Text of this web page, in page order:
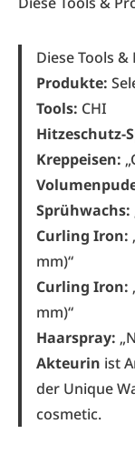
Diese Tools
Produkte:
Tools: CHI
Hitzeschutz-
Kreppeisen:
Sprühwachs:
Curling Iron:
mm)“
Curling Iron:
mm)“
Haarspray:
Akteurin ist
der Unique
cosmetic.